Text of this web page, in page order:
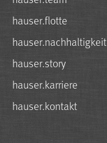
hauser.flotte
hauser.nachhaltigkeit
hauser.story
hauser.karriere
hauser.kontakt